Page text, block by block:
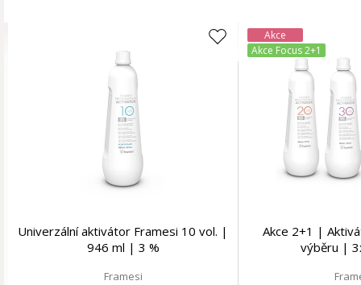
Univerzální aktivátor Framesi 10 vol. |
946 ml | 3 %
Framesi
Akce
Akce Focus 2+1
Akce 2+1 |
výběru |